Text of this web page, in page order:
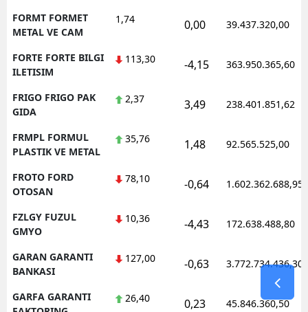
FORMT FORMET
METAL VE CAM
1,74 0,00 39.437.320,00
FORTE FORTE BILGI
ILETISIM
113,30 -4,15 363.950.365,60
FRIGO FRIGO PAK
GIDA
2,37 3,49 238.401.851,62
FRMPL FORMUL
PLASTIK VE METAL
35,76 1,48 92.565.525,00
FROTO FORD
OTOSAN
78,10 -0,64 1.602.362.688,95
FZLGY FUZUL
GMYO
10,36 -4,43 172.638.488,80
GARAN GARANTI
BANKASI
127,00 -0,63 3.772.734.436,30
GARFA GARANTI
26,40 0,23 45.846.360,50